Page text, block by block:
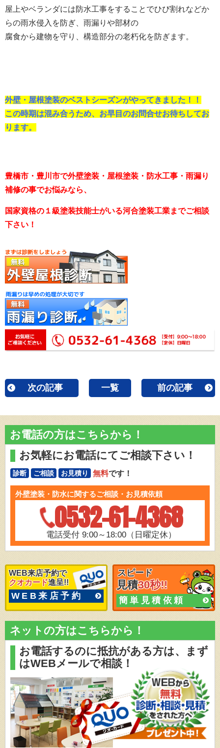
屋上やベランダには防水工事をすることでひび割れなどか
らの雨水侵入を防ぎ、雨漏りや部材の
腐食から建物を守り、構造部分の老朽化を防ぎます。
外壁・屋根塗装のベストシーズンがやってきました！！
この時期は混み合うため、お早目のお問合せお待ちしてお
ります。
豊橋市・豊川市で外壁塗装・屋根塗装・防水工事・雨漏り
補修の事でお悩みなら、
国家資格の１級塗装技能士がいる河合塗装工業までご相談
下さい！
次の記事 一覧 前の記事
お電話の方はこちらから！
お気軽にお電話にてご相談下さい！
診断 ご相談 お見積り 無料です！
外壁塗装・防水に関するご相談・お見積依頼
0532-61-4368
電話受付 9:00～18:00（日曜定休）
WEB来店予約で
クオカード進呈!!
WEB来店予約
スピード
見積30秒!!
簡単見積依頼
ネットの方はこちらから！
お電話するのに抵抗がある方は、
まず
はWEBメールで相談！